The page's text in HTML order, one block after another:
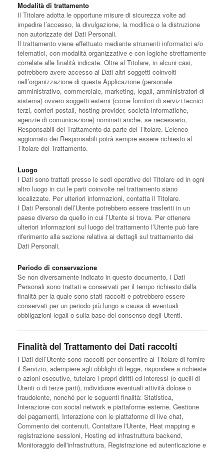
Modalità di trattamento
Il Titolare adotta le opportune misure di sicurezza volte ad
impedire l’accesso, la divulgazione, la modifica o la distruzione
non autorizzate dei Dati Personali.
Il trattamento viene effettuato mediante strumenti informatici e/o
telematici, con modalità organizzative e con logiche strettamente
correlate alle finalità indicate. Oltre al Titolare, in alcuni casi,
potrebbero avere accesso ai Dati altri soggetti coinvolti
nell’organizzazione di questa Applicazione (personale
amministrativo, commerciale, marketing, legali, amministratori di
sistema) ovvero soggetti esterni (come fornitori di servizi tecnici
terzi, corrieri postali, hosting provider, società informatiche,
agenzie di comunicazione) nominati anche, se necessario,
Responsabili del Trattamento da parte del Titolare. L’elenco
aggiornato dei Responsabili potrà sempre essere richiesto al
Titolare del Trattamento.
Luogo
I Dati sono trattati presso le sedi operative del Titolare ed in ogni
altro luogo in cui le parti coinvolte nel trattamento siano
localizzate. Per ulteriori informazioni, contatta il Titolare.
I Dati Personali dell’Utente potrebbero essere trasferiti in un
paese diverso da quello in cui l’Utente si trova. Per ottenere
ulteriori informazioni sul luogo del trattamento l’Utente può fare
riferimento alla sezione relativa ai dettagli sul trattamento dei
Dati Personali.
Periodo di conservazione
Se non diversamente indicato in questo documento, i Dati
Personali sono trattati e conservati per il tempo richiesto dalla
finalità per la quale sono stati raccolti e potrebbero essere
conservati per un periodo più lungo a causa di eventuali
obbligazioni legali o sulla base del consenso degli Utenti.
Finalità del Trattamento dei Dati raccolti
I Dati dell’Utente sono raccolti per consentire al Titolare di fornire
il Servizio, adempiere agli obblighi di legge, rispondere a richieste
o azioni esecutive, tutelare i propri diritti ed interessi (o quelli di
Utenti o di terze parti), individuare eventuali attività dolose o
fraudolente, nonché per le seguenti finalità: Statistica,
Interazione con social network e piattaforme esterne, Gestione
dei pagamenti, Interazione con le piattaforme di live chat,
Commento dei contenuti, Contattare l'Utente, Heat mapping e
registrazione sessioni, Hosting ed infrastruttura backend,
Monitoraggio dell'infrastruttura, Registrazione ed autenticazione e